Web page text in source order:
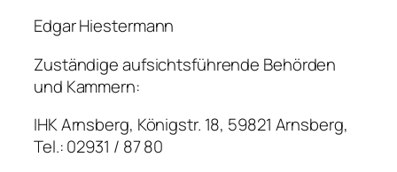
Edgar Hiestermann
Zuständige aufsichtsführende Behörden
und Kammern:
IHK Arnsberg, Königstr. 18, 59821 Arnsberg,
Tel.: 02931 / 87 80